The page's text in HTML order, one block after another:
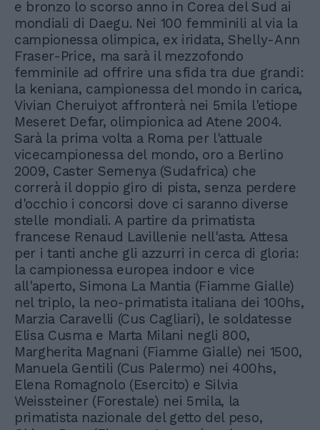
e bronzo lo scorso anno in Corea del Sud ai
mondiali di Daegu. Nei 100 femminili al via la
campionessa olimpica, ex iridata, Shelly-Ann
Fraser-Price, ma sarà il mezzofondo
femminile ad offrire una sfida tra due grandi:
la keniana, campionessa del mondo in carica,
Vivian Cheruiyot affronterà nei 5mila l'etiope
Meseret Defar, olimpionica ad Atene 2004.
Sarà la prima volta a Roma per l'attuale
vicecampionessa del mondo, oro a Berlino
2009, Caster Semenya (Sudafrica) che
correrà il doppio giro di pista, senza perdere
d'occhio i concorsi dove ci saranno diverse
stelle mondiali. A partire da primatista
francese Renaud Lavillenie nell'asta. Attesa
per i tanti anche gli azzurri in cerca di gloria:
la campionessa europea indoor e vice
all'aperto, Simona La Mantia (Fiamme Gialle)
nel triplo, la neo-primatista italiana dei 100hs,
Marzia Caravelli (Cus Cagliari), le soldatesse
Elisa Cusma e Marta Milani negli 800,
Margherita Magnani (Fiamme Gialle) nei 1500,
Manuela Gentili (Cus Palermo) nei 400hs,
Elena Romagnolo (Esercito) e Silvia
Weissteiner (Forestale) nei 5mila, la
primatista nazionale del getto del peso,